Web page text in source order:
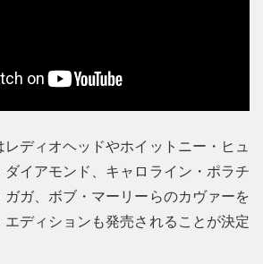
ディオヘッドやホイットニー・ヒュ
イアモンド、キャロライン・ポラチ
ガガ、ボブ・マーリーらのカヴァーを
ディションも発売されることが決定